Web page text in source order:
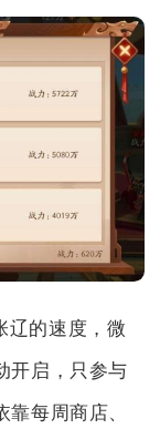
辽的速度，微
开启，只参与
每周商店、